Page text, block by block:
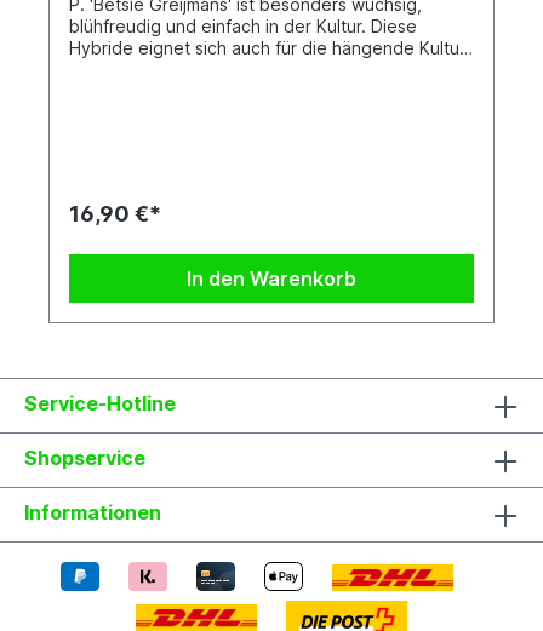
P. 'Betsie Greijmans' ist besonders wüchsig,
blühfreudig und einfach in der Kultur. Diese
Hybride eignet sich auch für die hängende Kultur
16,90 €*
In den Warenkorb
Service-Hotline
Shopservice
Informationen